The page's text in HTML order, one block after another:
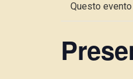
Questo